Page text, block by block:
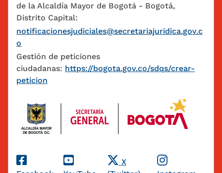
de la Alcaldía Mayor de Bogotá - Bogotá,
Distrito Capital:
notificacionesjudiciales@secretariajuridica.gov.c
o
Gestión de peticiones
ciudadanas: https://bogota.gov.co/sdqs/crear-
peticion
Redes Sociales
X